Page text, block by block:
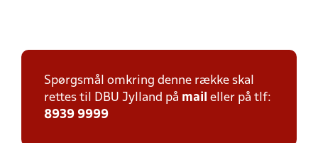
Spørgsmål omkring denne række skal
rettes til DBU Jylland på mail eller på tlf:
8939 9999